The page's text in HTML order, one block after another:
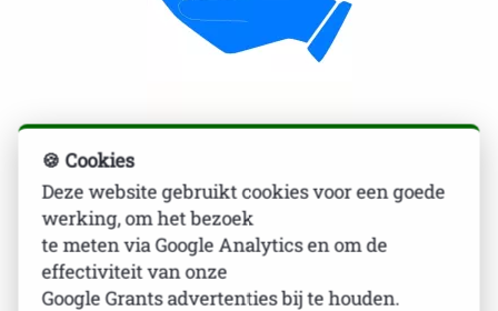
Steun ons met een gift
Donatie van 200 euro
€ 200,00
🍪 Cookies
Deze website gebruikt cookies voor een goede
werking, om het bezoek
te meten via Google Analytics en om de
effectiviteit van onze
Google Grants advertenties bij te houden.